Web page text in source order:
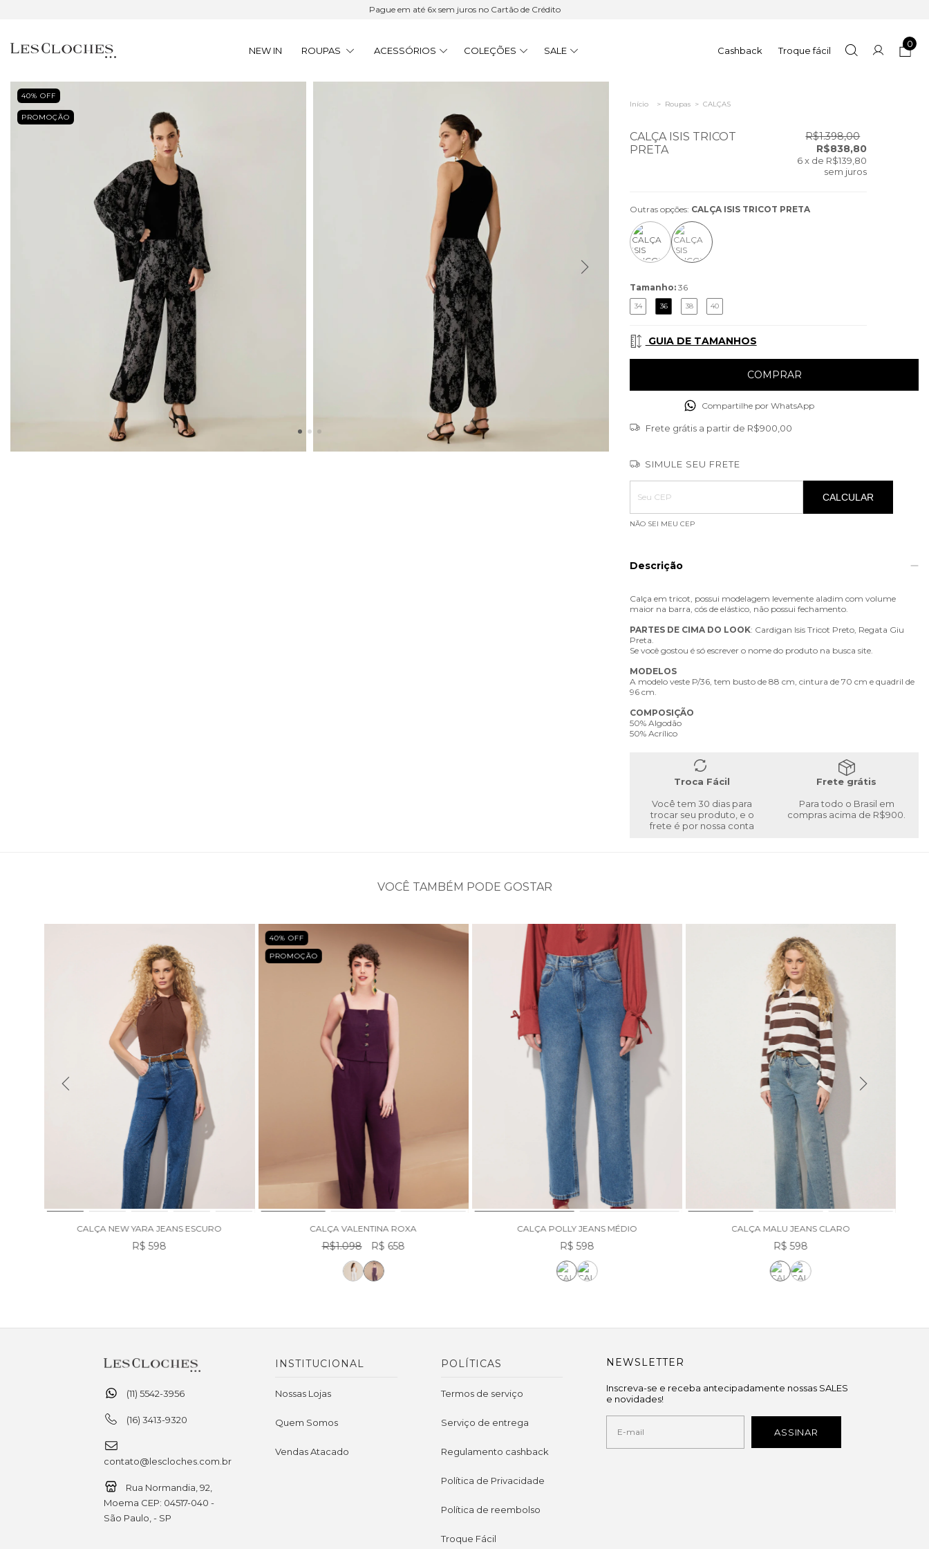
Pague em até 6x sem juros no Cartão de Crédito
NEW IN ROUPAS ACESSÓRIOS COLEÇÕES SALE Cashback Troque fácil
0
40% OFF
PROMOÇÃO
Início > Roupas > CALÇAS
CALÇA ISIS TRICOT
PRETA
R$1.398,00
R$838,80
6 x de R$139,80
sem juros
Outras opções: CALÇA ISIS TRICOT PRETA
Tamanho: 36
34 36 38 40
GUIA DE TAMANHOS
Compartilhe por WhatsApp
Frete grátis a partir de R$900,00
SIMULE SEU FRETE
Entregas para o CEP:
ALTERAR CEP
CALCULAR
NÃO SEI MEU CEP
Descrição
Calça em tricot, possui modelagem levemente aladim com volume
maior na barra, cós de elástico, não possui fechamento.
PARTES DE CIMA DO LOOK: Cardigan Isis Tricot Preto, Regata Giu
Preta.
Se você gostou é só escrever o nome do produto na busca site.
MODELOS
A modelo veste P/36, tem busto de 88 cm, cintura de 70 cm e quadril de
96 cm.
COMPOSIÇÃO
50% Algodão
50% Acrílico
Troca Fácil
Você tem 30 dias para
trocar seu produto, e o
frete é por nossa conta
Frete grátis
Para todo o Brasil em
compras acima de R$900.
VOCÊ TAMBÉM PODE GOSTAR
CALÇA NEW YARA JEANS ESCURO
R$ 598
40% OFF
PROMOÇÃO
CALÇA VALENTINA ROXA
R$1.098 R$ 658
CALÇA POLLY JEANS MÉDIO
R$ 598
CALÇA MALU JEANS CLARO
R$ 598
(11) 5542-3956
(16) 3413-9320
contato@lescloches.com.br
Rua Normandia, 92,
Moema CEP: 04517-040 -
São Paulo, - SP
INSTITUCIONAL
Nossas Lojas
Quem Somos
Vendas Atacado
POLÍTICAS
Termos de serviço
Serviço de entrega
Regulamento cashback
Política de Privacidade
Política de reembolso
Troque Fácil
NEWSLETTER
Inscreva-se e receba antecipadamente nossas SALES
e novidades!